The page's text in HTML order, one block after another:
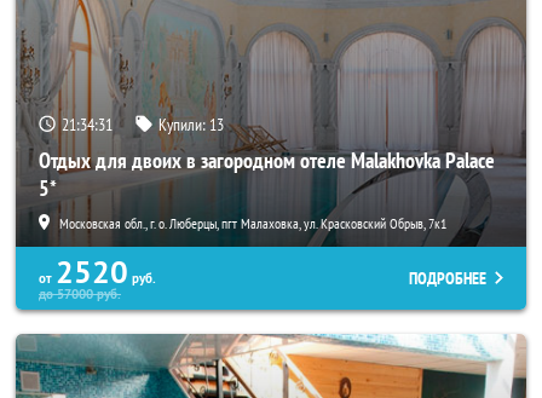
21:34:30 Купили: 13
Отдых для двоих в загородном отеле Malakhovka Palace
5*
Московская обл., г. о. Люберцы, пгт Малаховка, ул. Красковский Обрыв, 7к1
от 2520 руб.
до57000руб.
ПОДРОБНЕЕ